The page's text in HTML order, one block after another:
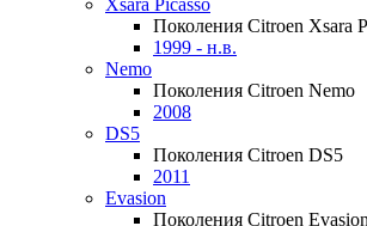
Xsara Picasso
Поколения Citroen Xsara
1999 - н.в.
Nemo
Поколения Citroen Nemo
2008
DS5
Поколения Citroen DS5
2011
Evasion
Поколения Citroen Evasion